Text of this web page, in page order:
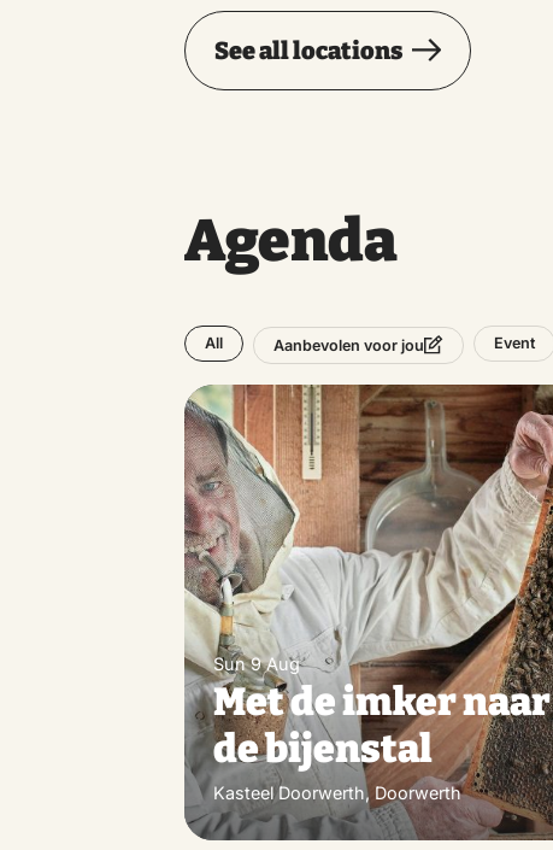
See all locations
Agenda
All Aanbevolen voor jou Event
Sun 9 Aug
Met de imker naar
de bijenstal
Kasteel Doorwerth, Doorwerth